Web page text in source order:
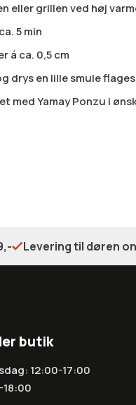
eller grillen ved høj
5 min
á ca. 0,5 cm
drys en lille smule
med Yamay Ponzu i
Levering til døren
butik
12:00-17:00